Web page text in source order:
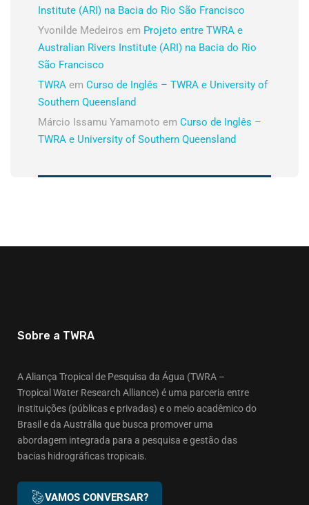
Institute (ARI) na Bacia do Rio São Francisco
Yvonilde Medeiros em Projeto entre TWRA e
Australian Rivers Institute (ARI) na Bacia do Rio
São Francisco
TWRA em Curso de Inglês – TWRA e University of
Southern Queensland
Márcio Issamu Yamamoto em Curso de Inglês –
TWRA e University of Southern Queensland
Sobre a TWRA
A Aliança Tropical de Pesquisa da Água (TWRA –
Tropical Water Research Alliance) é uma parceria entre
instituições (públicas e privadas) e o meio acadêmico do
Brasil e da Austrália que busca promover uma
abordagem integrada para a pesquisa e gestão das
bacias hidrográficas tropicais.
VAMOS CONVERSAR?